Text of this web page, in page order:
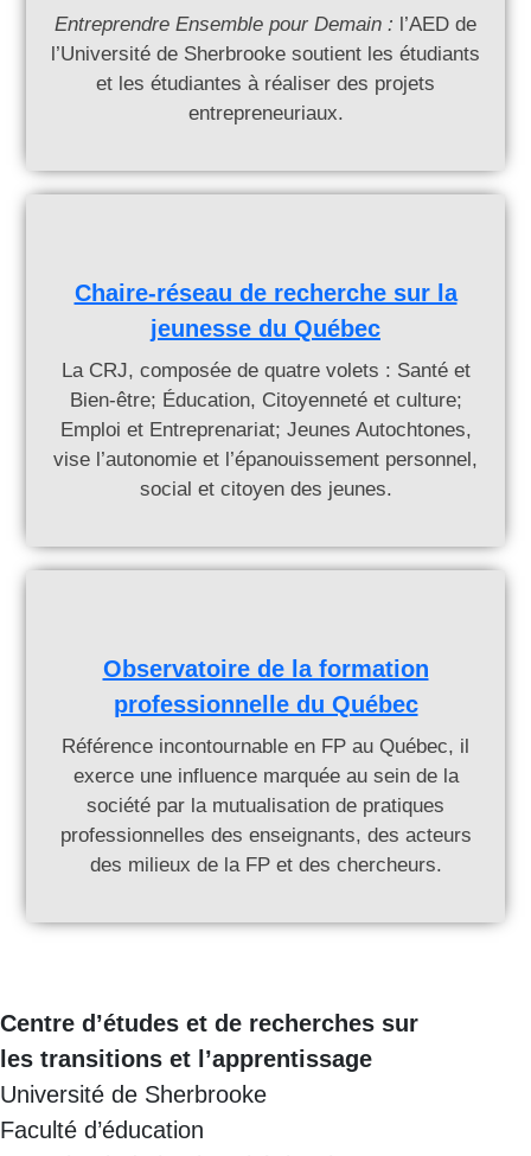
Entreprendre Ensemble pour Demain : l’AED de
l’Université de Sherbrooke soutient les étudiants
et les étudiantes à réaliser des projets
entrepreneuriaux.
Chaire-réseau de recherche sur la
jeunesse du Québec
La CRJ, composée de quatre volets : Santé et
Bien-être; Éducation, Citoyenneté et culture;
Emploi et Entreprenariat; Jeunes Autochtones,
vise l’autonomie et l’épanouissement personnel,
social et citoyen des jeunes.
Observatoire de la formation
professionnelle du Québec
Référence incontournable en FP au Québec, il
exerce une influence marquée au sein de la
société par la mutualisation de pratiques
professionnelles des enseignants, des acteurs
des milieux de la FP et des chercheurs.
Centre d’études et de recherches sur
les transitions et l’apprentissage
Université de Sherbrooke
Faculté d’éducation